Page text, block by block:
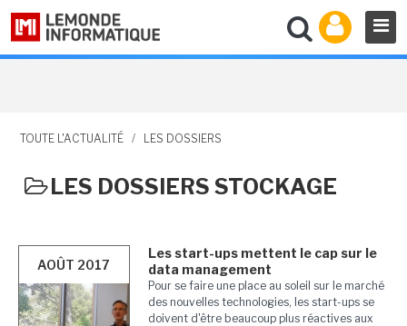
TOUTE L'ACTUALITÉ / LES DOSSIERS
LES DOSSIERS STOCKAGE
AOÛT 2017
Les start-ups mettent le cap sur le
data management
Pour se faire une place au soleil sur le marché
des nouvelles technologies, les start-ups se
doivent d'être beaucoup plus réactives aux